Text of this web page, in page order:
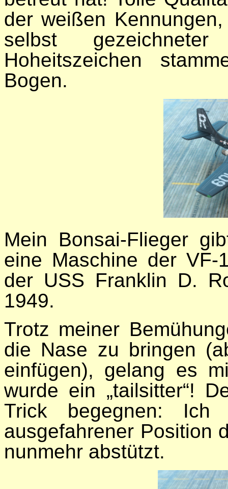
der weißen
selbst
Hoheitszeichen
Bogen.
Mein Bonsai-Flieger
eine Maschine der VF-
der USS Franklin D.
1949.
Trotz meiner
die Nase zu bringen
einfügen), gelang es
wurde ein „tailsitter“!
Trick begegnen:
ausgefahrener Position
nunmehr abstützt.